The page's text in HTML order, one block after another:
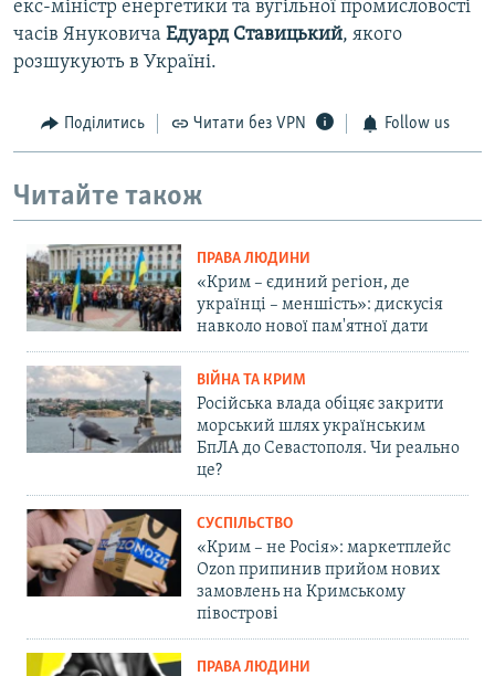
екс-міністр енергетики та вугільної промисловості
часів Януковича Едуард Ставицький, якого
розшукують в Україні.
Поділитись Читати без VPN Follow us
Читайте також
ПРАВА ЛЮДИНИ
«Крим – єдиний регіон, де
українці – меншість»: дискусія
навколо нової пам'ятної дати
ВІЙНА ТА КРИМ
Російська влада обіцяє закрити
морський шлях українським
БпЛА до Севастополя. Чи реально
це?
СУСПІЛЬСТВО
«Крим – не Росія»: маркетплейс
Ozon припинив прийом нових
замовлень на Кримському
півострові
ПРАВА ЛЮДИНИ